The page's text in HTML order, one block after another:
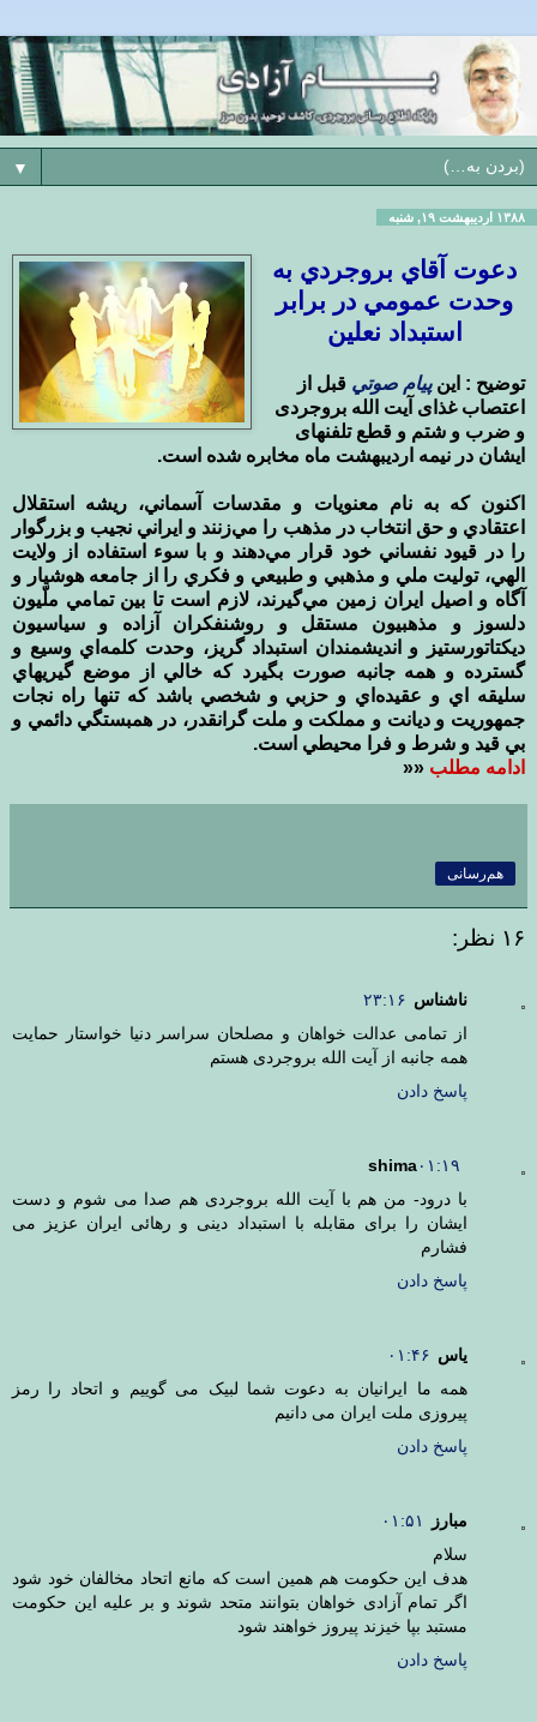
▼
۱۳۸۸ اردیبهشت ۱۹, شنبه
دعوت آقاي بروجردي به
وحدت عمومي در برابر
استبداد نعلين
توضیح : اينپيام صوتي قبل از
اعتصاب غذای آیت الله بروجردی
و ضرب و شتم و قطع تلفنهای
ایشان در نيمه ارديبهشت ماه مخابره شده است.
اكنون كه به نام معنويات و مقدسات آسماني، ريشه استقلال
اعتقادي و حق انتخاب در مذهب را مي‌زنند و ايراني نجيب و بزرگوار
را در قيود نفساني خود قرار مي‌دهند و با سوء استفاده از ولايت
الهي، توليت ملي و مذهبي و طبيعي و فكري را از جامعه هوشيار و
آگاه و اصيل ايران زمين مي‌گيرند، لازم است تا بين تمامي ملّيون
دلسوز و مذهبيون مستقل و روشنفكران آزاده و سياسيون
ديكتاتور‌ستيز و انديشمندان استبداد گريز، وحدت كلمه‌اي وسيع و
گسترده و همه جانبه صورت بگيرد كه خالي از موضع گيريهاي
سليقه اي و عقيده‌اي و حزبي و شخصي باشد كه تنها راه نجات
جمهوريت و ديانت و مملكت و ملت گرانقدر، در همبستگي دائمي و
بي قيد و شرط و فرا محيطي است.
ادامه مطلب ««
هم‌رسانی
۱۶ نظر:
ناشناس ۲۳:۱۶
از تمامی عدالت خواهان و مصلحان سراسر دنیا خواستار حمایت
همه جانبه از آیت الله بروجردی هستم
پاسخ دادن
shima۰۱:۱۹
با درود- من هم با آیت الله بروجردی هم صدا می شوم و دست
ایشان را برای مقابله با استبداد دینی و رهائی ایران عزیز می
فشارم
پاسخ دادن
یاس ۰۱:۴۶
همه ما ایرانیان به دعوت شما لبیک می گوییم و اتحاد را رمز
پیروزی ملت ایران می دانیم
پاسخ دادن
مبارز
۰۱:۵۱
سلام
هدف این حکومت هم همین است که مانع اتحاد مخالفان خود شود
اگر تمام آزادی خواهان بتوانند متحد شوند و بر علیه این حکومت
مستبد بپا خیزند پیروز خواهند شود
پاسخ دادن